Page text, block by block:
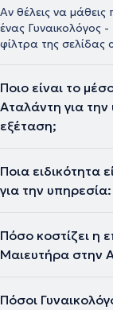
Αν θέλεις να μάθεις
ένας Γυναικολόγος
φίλτρα της σελίδας
Ποιο είναι το
Αταλάντη για
εξέταση;
Ποια ειδικότητα
για την
Πόσο κοστίζει η
Μαιευτήρα στην
Πόσοι